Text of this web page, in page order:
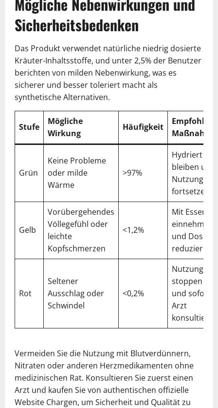
Sicherheitsbedenken
Das Produkt verwendet natürliche niedrig dosierte
Kräuter-Inhaltsstoffe, und unter 2,5% der Benutzer
berichten von milden Nebenwirkung, was es
sicherer und besser toleriert macht als
synthetische Alternativen.
Stufe
Mögliche
Wirkung
Häufigkeit
Empfohlene
Maßnahme
Grün
Keine Probleme
oder milde
Wärme
>97%
Hydriert
bleiben und
Nutzung
fortsetzen
Gelb
Vorübergehendes
Völlegefühl oder
leichte
Kopfschmerzen
<1,2%
Mit Essen
einnehmen
und Dosis
reduzieren
Rot
Seltener
Ausschlag oder
Schwindel
<0,2%
Nutzung
stoppen
und sofort
Arzt
konsultieren
Vermeiden Sie die Nutzung mit Blutverdünnern,
Nitraten oder anderen Herzmedikamenten ohne
medizinischen Rat. Konsultieren Sie zuerst einen
Arzt und kaufen Sie von authentischen offizielle
Website Chargen, um Sicherheit und Qualität zu